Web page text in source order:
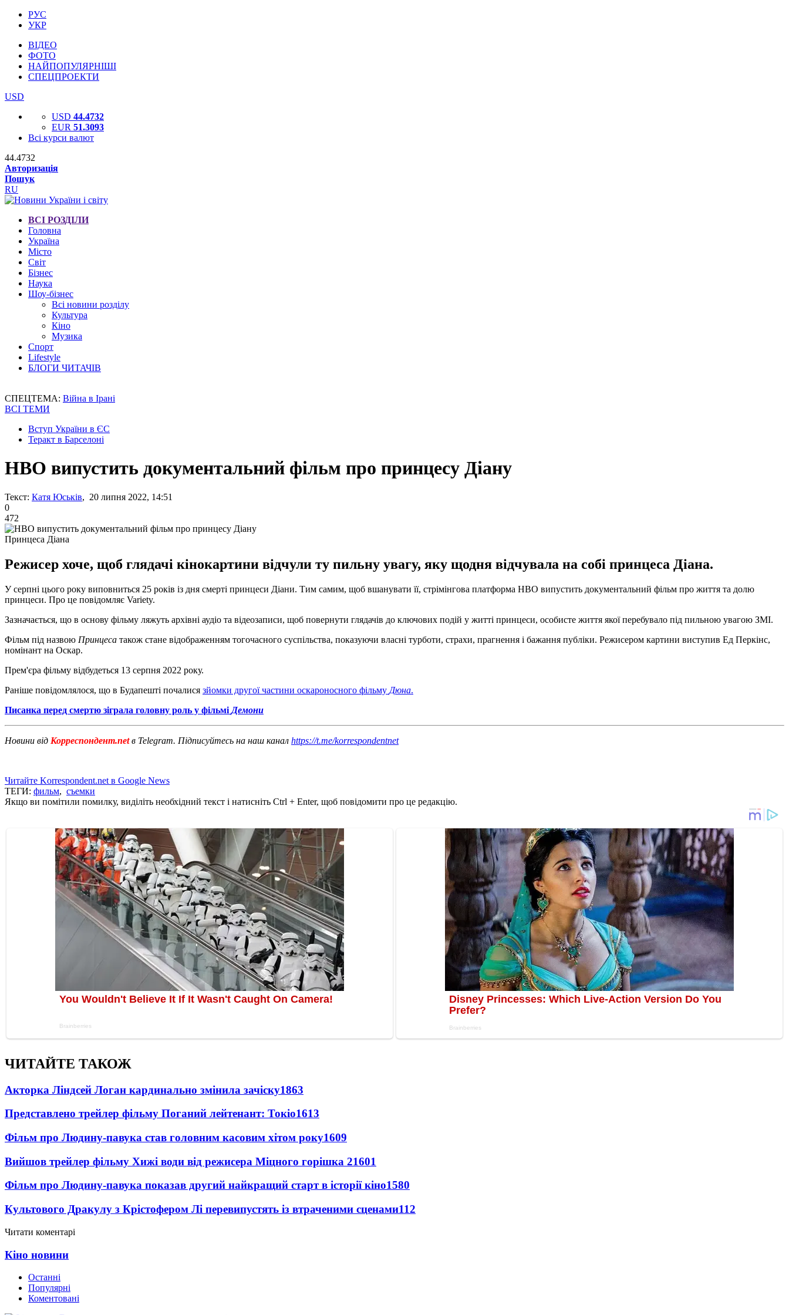
РУС
УКР
ВІДЕО
ФОТО
НАЙПОПУЛЯРНІШІ
СПЕЦПРОЕКТИ
USD
USD 44.4732
EUR 51.3093
Всі курси валют
44.4732
Авторизація
Пошук
RU
ВСІ РОЗДІЛИ
Головна
Україна
Місто
Світ
Бізнес
Наука
Шоу-бізнес
Всі новини розділу
Культура
Кіно
Музика
Спорт
Lifestyle
БЛОГИ ЧИТАЧІВ
СПЕЦТЕМА: Війна в Ірані
ВСІ ТЕМИ
Вступ України в ЄС
Теракт в Барселоні
HBO випустить документальний фільм про принцесу Діану
Текст: Катя Юськів, 20 липня 2022, 14:51
0
472
Принцеса Діана
Режисер хоче, щоб глядачі кінокартини відчули ту пильну увагу, яку щодня відчувала на собі принцеса Діана.
У серпні цього року виповниться 25 років із дня смерті принцеси Діани. Тим самим, щоб вшанувати її, стрімінгова платформа HBO випустить документальний фільм про життя та долю
принцеси. Про це повідомляє Variety.
Зазначається, що в основу фільму ляжуть архівні аудіо та відеозаписи, щоб повернути глядачів до ключових подій у житті принцеси, особисте життя якої перебувало під пильною увагою ЗМІ.
Фільм під назвою Принцеса також стане відображенням тогочасного суспільства, показуючи власні турботи, страхи, прагнення і бажання публіки. Режисером картини виступив Ед Перкінс,
номінант на Оскар.
Прем'єра фільму відбудеться 13 серпня 2022 року.
Раніше повідомлялося, що в Будапешті почалися зйомки другої частини оскароносного фільму Дюна.
Писанка перед смертю зіграла головну роль у фільмі Демони
Новини від Корреспондент.netв Telegram. Підписуйтесь на наш канал https://t.me/korrespondentnet
Читайте Korrespondent.net в Google News
ТЕГИ: фильм, съемки
Якщо ви помітили помилку, виділіть необхідний текст і натисніть Ctrl + Enter, щоб повідомити про це редакцію.
ЧИТАЙТЕ ТАКОЖ
Акторка Ліндсей Логан кардинально змінила зачіску1863
Представлено трейлер фільму Поганий лейтенант: Токіо1613
Фільм про Людину-павука став головним касовим хітом року1609
Вийшов трейлер фільму Хижі води від режисера Міцного горішка 21601
Фільм про Людину-павука показав другий найкращий старт в історії кіно1580
Культового Дракулу з Крістофером Лі перевипустять із втраченими сценами112
Читати коментарі
Кіно новини
Останні
Популярні
Коментовані